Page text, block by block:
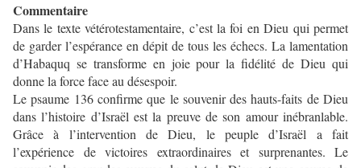
Commentaire
Dans le texte vétérotestamentaire, c’est la foi en Dieu qui permet
de garder l’espérance en dépit de tous les échecs. La lamentation
d’Habaquq se transforme en joie pour la fidélité de Dieu qui
donne la force face au désespoir.
Le psaume 136 confirme que le souvenir des hauts-faits de Dieu
dans l’histoire d’Israël est la preuve de son amour inébranlable.
Grâce à l’intervention de Dieu, le peuple d’Israël a fait
l’expérience de victoires extraordinaires et surprenantes. Le